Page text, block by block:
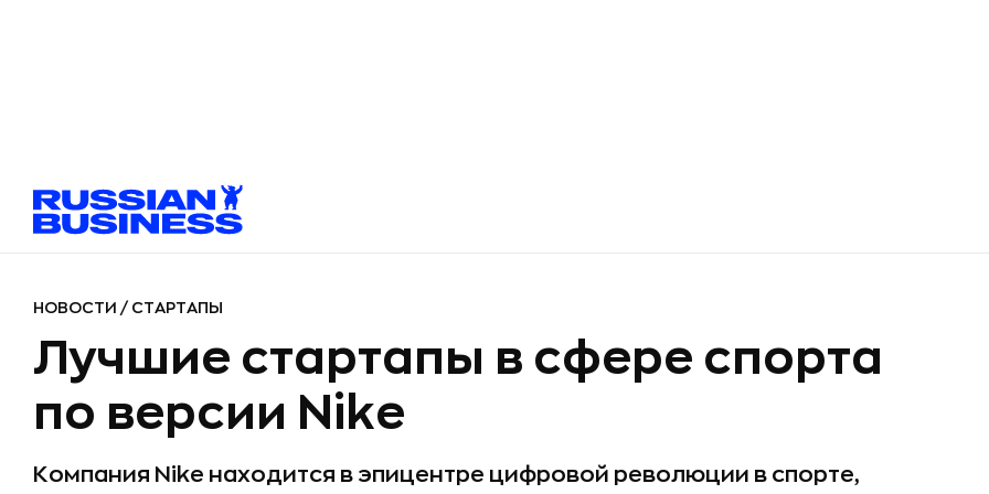
НОВОСТИ / СТАРТАПЫ
Лучшие стартапы в сфере спорта
по версии Nike
Компания Nike находится в эпицентре цифровой революции в спорте,